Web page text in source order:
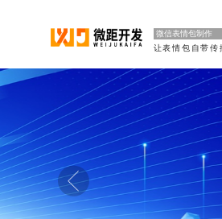
微信表情包制作